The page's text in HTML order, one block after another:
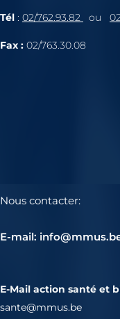
Tél : 02/762.93.82 ou
Fax : 02/763.30.08
Nous contacter:
E-mail:
E-Mail action santé et
sante@mmus.be